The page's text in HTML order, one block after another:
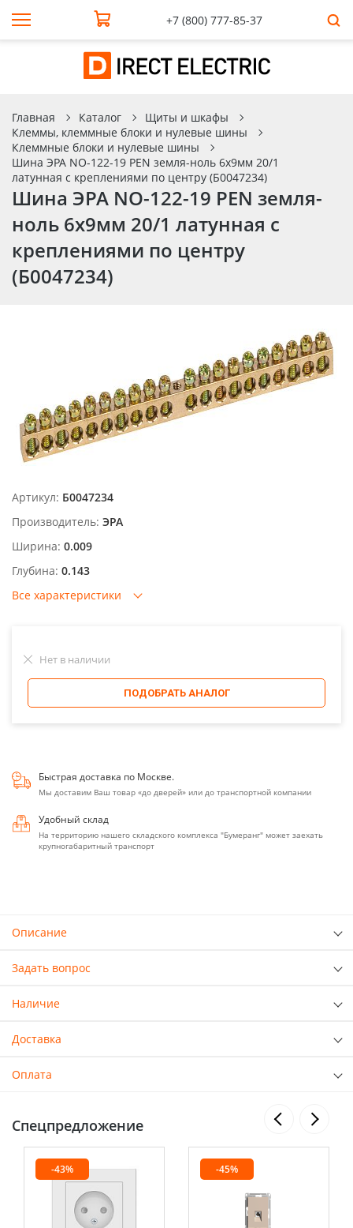
+7 (800) 777-85-37
Главная Каталог
Щиты и шкафы
Клеммы, клеммные блоки и нулевые шины
Клеммные блоки и нулевые шины
Шина ЭРА NO-122-19 PEN земля-ноль 6х9мм 20/1
латунная с креплениями по центру (Б0047234)
Шина ЭРА NO-122-19 PEN земля-
ноль 6х9мм 20/1 латунная с
креплениями по центру
(Б0047234)
Артикул: Б0047234
Производитель: ЭРА
Ширина: 0.009
Глубина: 0.143
Все характеристики
Нет в наличии
ПОДОБРАТЬ АНАЛОГ
Быстрая доставка по Москве.
Мы доставим Ваш товар «до дверей» или до транспортной компании
Удобный склад
На территорию нашего складского комплекса "Бумеранг" может заехать
крупногабаритный транспорт
Описание
Задать вопрос
Наличие
Доставка
Оплата
Спецпредложение
-43% -45%